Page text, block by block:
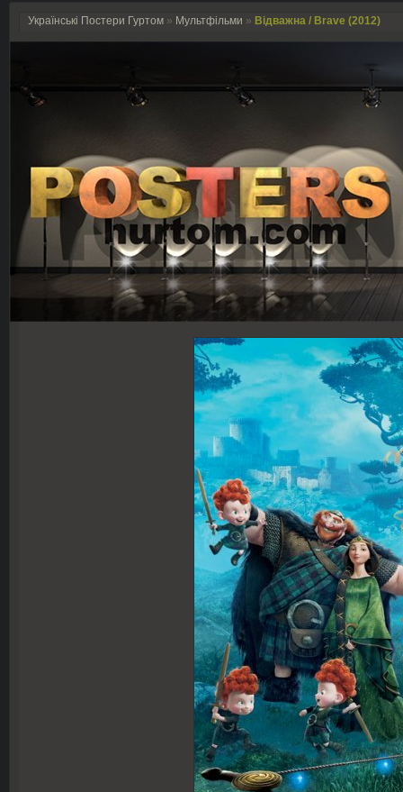
Українські Постери Гуртом » Мультфільми » Відважна / Brave (2012)